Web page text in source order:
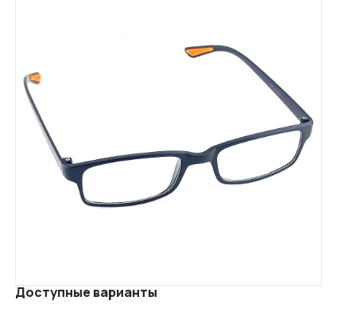
Доступные варианты